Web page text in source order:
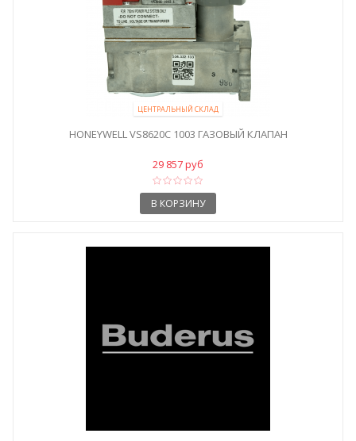
ЦЕНТРАЛЬНЫЙ СКЛАД
HONEYWELL VS8620C 1003 ГАЗОВЫЙ КЛАПАН
29 857 руб
В КОРЗИНУ